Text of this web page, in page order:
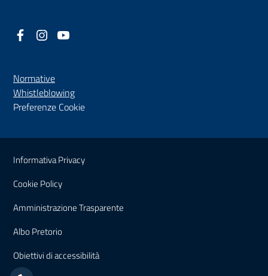
Facebook
(nuova scheda - new tab)
Instagram
(nuova scheda - new tab)
Normative
Whistleblowing(nuova scheda - new tab)
Preferenze Cookie
Sezione Link Utili
Informativa Privacy
Cookie Policy
Amministrazione Trasparente
Albo Pretorio
Obiettivi di accessibilità(nuova scheda - new tab)